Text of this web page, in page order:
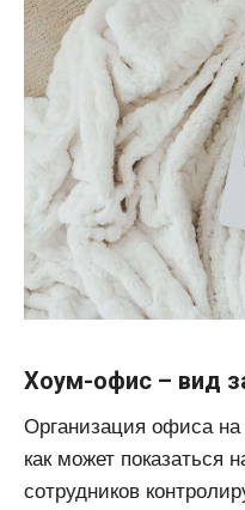
Хоум-офис – вид
Организация офиса на
как может показаться
сотрудников